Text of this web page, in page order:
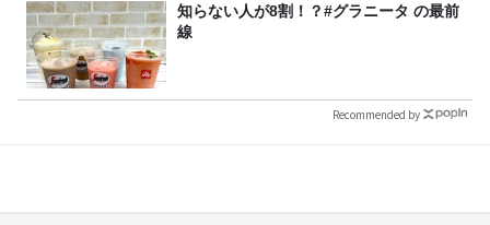
知らない人が8割！？#グラニータ の最前
線
Recommended by